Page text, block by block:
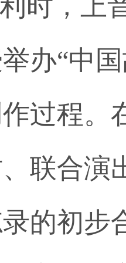
时，上
办“中
过程。
联合演
的初步